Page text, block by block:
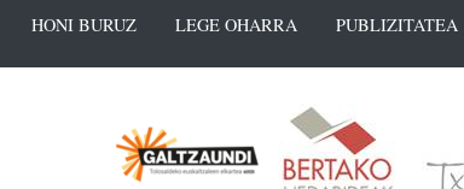
HONI BURUZ LEGE OHARRA PUBLIZITATEA